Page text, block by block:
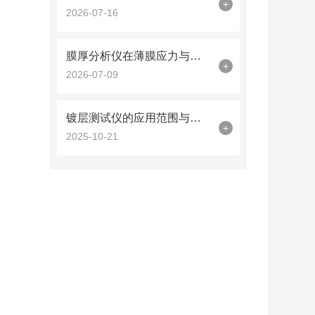
2026-07-16
+
膜厚分析仪在薄膜应力与厚度同步测量中的曲率半径法应用
2026-07-09
+
镀层测试仪的应用范围与技术优势概述
2025-10-21
+